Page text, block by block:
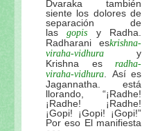
Dvaraka también
siente los dolores de
separación de
las gopis y Radha.
Radharani eskrishna-
viraha-vidhura y
Krishna es radha-
viraha-vidhura . Así es
Jagannatha. está
llorando, “¡Radhe!
¡Radhe! ¡Radhe!
¡Gopi! ¡Gopi! ¡Gopi!”
Por eso El manifiesta